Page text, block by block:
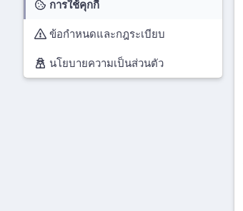
การใช้คุกกี้
ข้อกำหนดและกฎระเบียบ
นโยบายความเป็นส่วนตัว